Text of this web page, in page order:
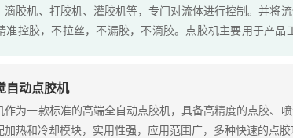
滴胶机、打胶机、灌胶机等，专门对流体进行控制。并将
准控胶，不拉丝，不漏胶，不滴胶。点胶机主要用于产
自动点胶机
作为一款标准的高端全自动点胶机，具备高精度的点胶、
加热和冷却模块，实用性强，应用范围广，多种快速的点